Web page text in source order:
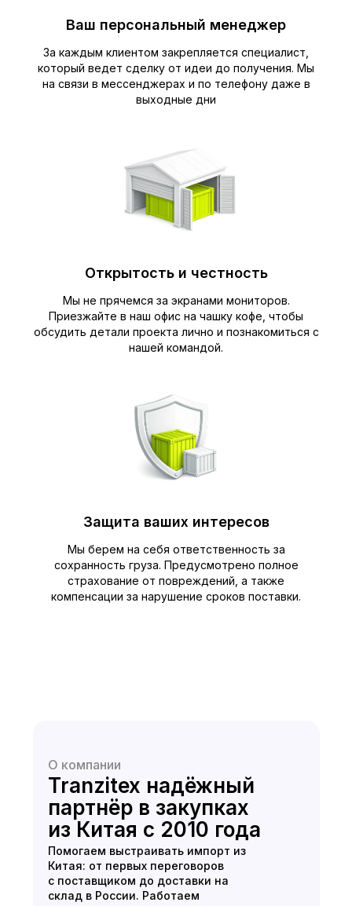
Ваш персональный менеджер
За каждым клиентом закрепляется специалист,
который ведет сделку от идеи до получения. Мы
на связи в мессенджерах и по телефону даже в
выходные дни
Открытость и честность
Мы не прячемся за экранами мониторов.
Приезжайте в наш офис на чашку кофе, чтобы
обсудить детали проекта лично и познакомиться с
нашей командой.
Защита ваших интересов
Мы берем на себя ответственность за
сохранность груза. Предусмотрено полное
страхование от повреждений, а также
компенсации за нарушение сроков поставки.
О компании
Tranzitex надёжный
партнёр в закупках
из Китая с 2010 года
Помогаем выстраивать импорт из
Китая: от первых переговоров
с поставщиком до доставки на
склад в России. Работаем